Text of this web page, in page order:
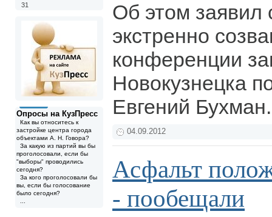
31
Опросы на КузПресс
Как вы относитесь к
застройке центра города
объектами А. Н. Говора?
За какую из партий вы бы
проголосовали, если бы
"выборы" проводились
сегодня?
За кого проголосовали бы
вы, если бы голосование
было сегодня?
Об этом заявил
экстренно
конференции
Новокузнецка
Евгений
04.09.2012
Асфальт
- пообещали